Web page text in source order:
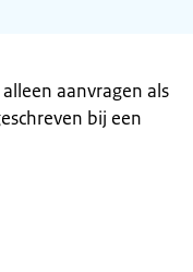
aanvragen als
bij een